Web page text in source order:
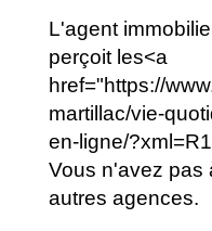
L'agent
perçoit les<a
href="https://
martillac/vie-
en-ligne/
Vous n'avez pas
autres agences.